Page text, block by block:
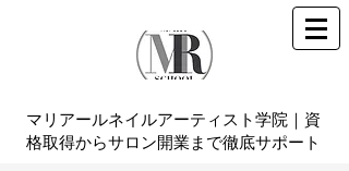
マリアールネイルアーティスト学院｜資
格取得からサロン開業まで徹底サポート